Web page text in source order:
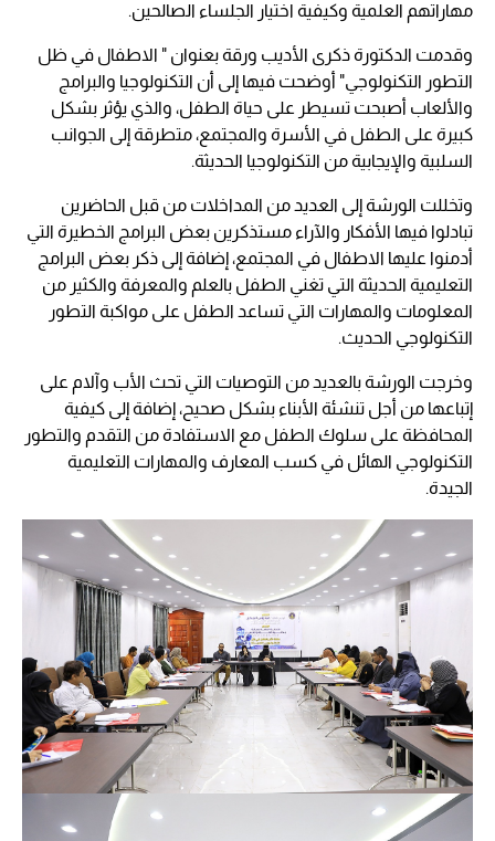
مهاراتهم العلمية وكيفية اختيار الجلساء الصالحين.
وقدمت الدكتورة ذكرى الأديب ورقة بعنوان " الاطفال في ظل
التطور التكنولوجي" أوضحت فيها إلى أن التكنولوجيا والبرامج
والألعاب أصبحت تسيطر على حياة الطفل، والذي يؤثر بشكل
كبيرة على الطفل في الأسرة والمجتمع، متطرقة إلى الجوانب
السلبية والإيجابية من التكنولوجيا الحديثة.
وتخللت الورشة إلى العديد من المداخلات من قبل الحاضرين
تبادلوا فيها الأفكار والآراء مستذكرين بعض البرامج الخطيرة التي
أدمنوا عليها الاطفال في المجتمع، إضافة إلى ذكر بعض البرامج
التعليمية الحديثة التي تغني الطفل بالعلم والمعرفة والكثير من
المعلومات والمهارات التي تساعد الطفل على مواكبة التطور
التكنولوجي الحديث.
وخرجت الورشة بالعديد من التوصيات التي تحث الأب وآلام على
إتباعها من أجل تنشئة الأبناء بشكل صحيح، إضافة إلى كيفية
المحافظة على سلوك الطفل مع الاستفادة من التقدم والتطور
التكنولوجي الهائل في كسب المعارف والمهارات التعليمية
الجيدة.